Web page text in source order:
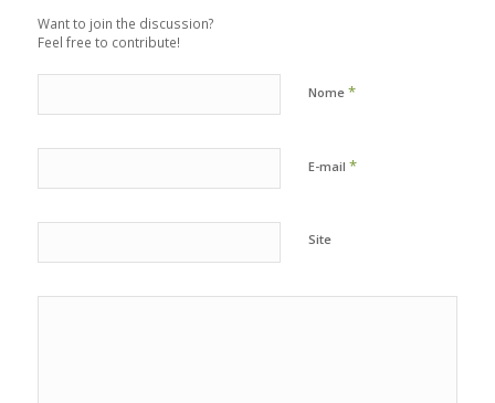
Want to join the discussion?
Feel free to contribute!
Nome *
E-mail *
Site